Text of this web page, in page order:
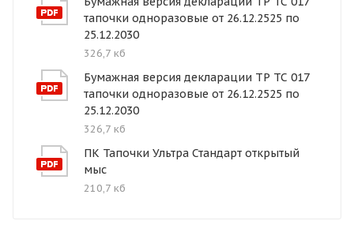
тапочки одноразовые от 26.12.2525 по
25.12.2030
326,7 кб
Бумажная версия декларации ТР ТС 017
тапочки одноразовые от 26.12.2525 по
25.12.2030
326,7 кб
ПК Тапочки Ультра Стандарт открытый
мыс
210,7 кб